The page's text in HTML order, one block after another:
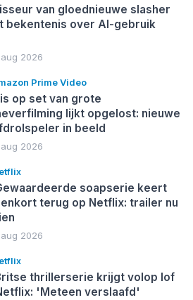
van gloednieuwe slasher
bekentenis over AI-gebruik
2026
Prime Video
op set van grote
lijkt opgelost: nieuwe
in beeld
2026
soapserie keert
terug op Netflix: trailer nu
2026
thrillerserie krijgt volop lof
'Meteen verslaafd'